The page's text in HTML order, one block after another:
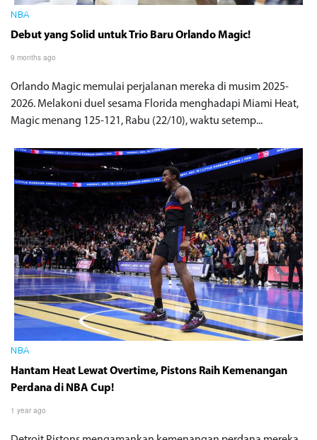
NBA
Debut yang Solid untuk Trio Baru Orlando Magic!
9 months ago
Orlando Magic memulai perjalanan mereka di musim 2025-
2026. Melakoni duel sesama Florida menghadapi Miami Heat,
Magic menang 125-121, Rabu (22/10), waktu setemp...
NBA
Hantam Heat Lewat Overtime, Pistons Raih Kemenangan
Perdana di NBA Cup!
1 year ago